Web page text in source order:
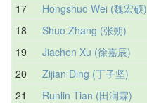
17 Hongshuo Wei (魏宏硕)
18 Shuo Zhang (张朔)
19 Jiachen Xu (徐嘉辰)
20 Zijian Ding (丁子坚)
21 Runlin Tian (田润霖)